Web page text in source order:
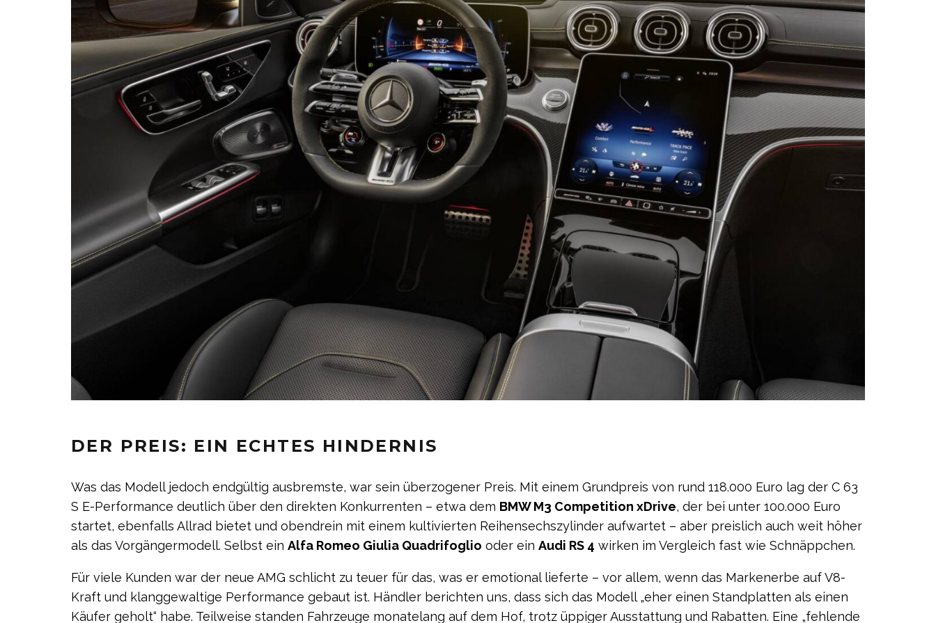
DER PREIS: EIN ECHTES HINDERNIS
Was das Modell jedoch endgültig ausbremste, war sein überzogener Preis. Mit einem Grundpreis von rund 118.000 Euro lag der C 63
S E-Performance deutlich über den direkten Konkurrenten – etwa dem BMW M3 Competition xDrive, der bei unter 100.000 Euro
startet, ebenfalls Allrad bietet und obendrein mit einem kultivierten Reihensechszylinder aufwartet – aber preislich auch weit höher
als das Vorgängermodell. Selbst ein Alfa Romeo Giulia Quadrifoglio oder ein Audi RS 4 wirken im Vergleich fast wie Schnäppchen.
Für viele Kunden war der neue AMG schlicht zu teuer für das, was er emotional lieferte – vor allem, wenn das Markenerbe auf V8-
Kraft und klanggewaltige Performance gebaut ist. Händler berichten uns, dass sich das Modell „eher einen Standplatten als einen
Käufer geholt“ habe. Teilweise standen Fahrzeuge monatelang auf dem Hof, trotz üppiger Ausstattung und Rabatten. Eine „fehlende